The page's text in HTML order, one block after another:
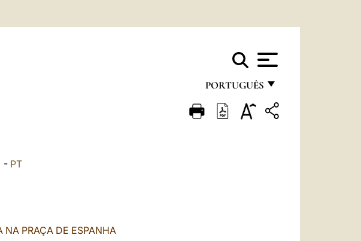
PORTUGUÊS
FRANÇAIS
- PT
NA PRAÇA DE ESPANHA